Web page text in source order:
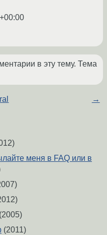
в эту тему. Тема
→
меня в FAQ или в
(2005)
(2011)